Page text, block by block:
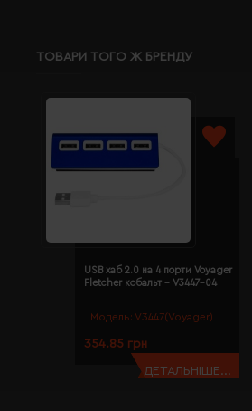
ТОВАРИ ТОГО Ж БРЕНДУ
Модель: V3447(Voyager)
USB хаб 2.0 на 4 порти Voyager
Fletcher кобальт - V3447-04
354.85 грн
ДЕТАЛЬНІШЕ...